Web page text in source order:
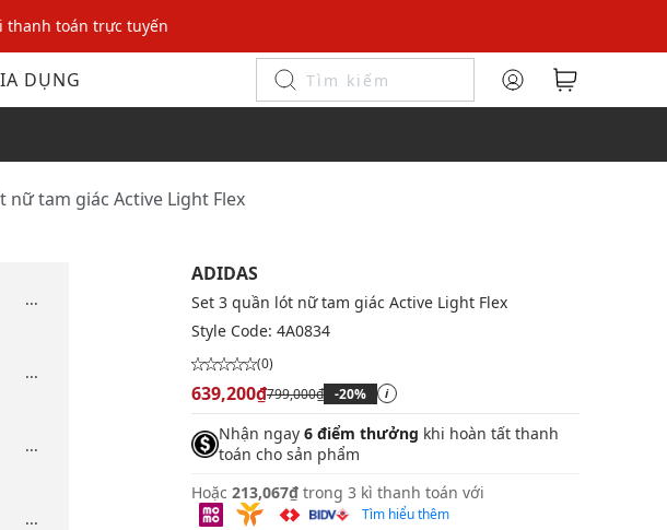
thanh toán trực tuyến
cho thành viên mới!
thanh toán trực tuyến
DỤNG
nữ tam giác Active Light Flex
...
...
...
...
ADIDAS
Set 3 quần lót nữ tam giác Active Light Flex
Style Code: 4A0834
(0)
639,200₫799,000₫ -20% i
Nhận ngay 6 điểm thưởng khi hoàn tất thanh
toán cho sản phẩm
Hoặc 213,067₫ trong 3 kì thanh toán với
Tìm hiểu thêm